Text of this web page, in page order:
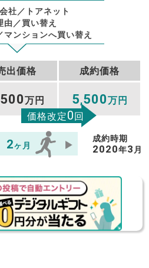
社／トアネット
由／買い替え
マンションへ買い替え
出価格 成約価格
500万円 5,500万円
価格改定0 回
2ヶ月
成約時期
2020年3 月